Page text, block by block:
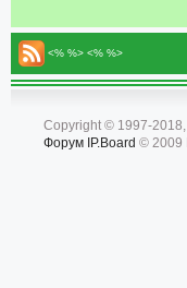
<% %> <% %>
Copyright © 1997-2018,
Форум IP.Board © 2009